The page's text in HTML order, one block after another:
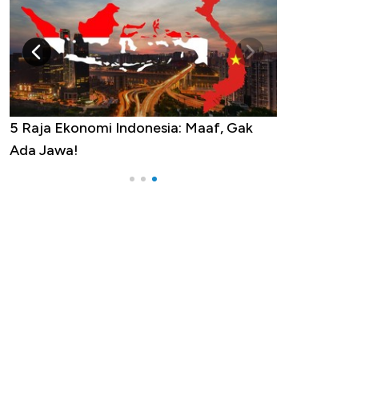
5 Raja Ekonomi Indonesia: Maaf, Gak
Ada Jawa!